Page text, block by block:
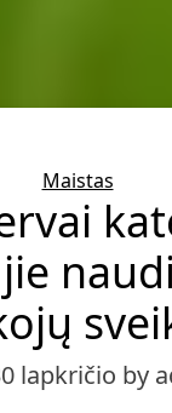
Categories
Maistas
lapkričio by